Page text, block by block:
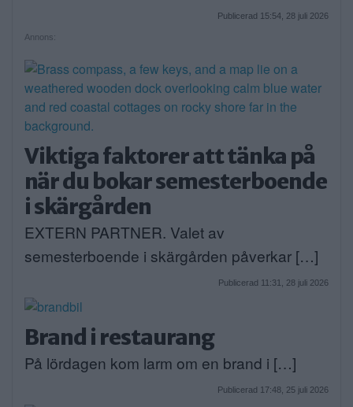
Publicerad 15:54, 28 juli 2026
Annons:
Viktiga faktorer att tänka på
när du bokar semesterboende
i skärgården
EXTERN PARTNER. Valet av
semesterboende i skärgården påverkar […]
Publicerad 11:31, 28 juli 2026
Brand i restaurang
På lördagen kom larm om en brand i […]
Publicerad 17:48, 25 juli 2026